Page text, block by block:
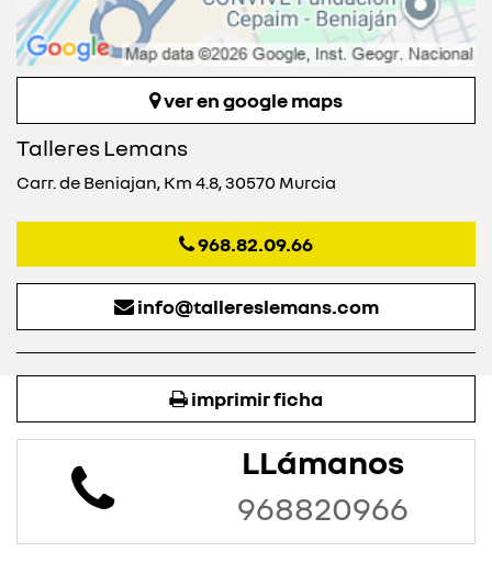
ver en google maps
Talleres Lemans
Carr. de Beniajan, Km 4.8, 30570 Murcia
968.82.09.66
info@tallereslemans.com
imprimir ficha
LLámanos
968820966